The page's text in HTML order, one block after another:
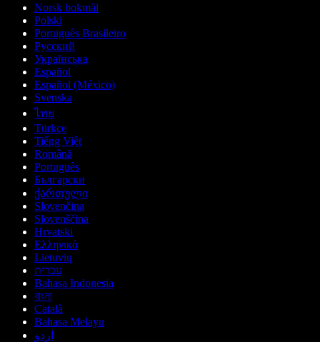
Norsk bokmål
Polski
Português Brasileiro
Русский
Українська
Español
Español (México)
Svenska
ไทย
Türkçe
Tiếng Việt
Română
Português
Български
ქართული
Slovenčina
Slovenščina
Hrvatski
Ελληνικά
Lietuvių
עברית
Bahasa Indonesia
বাংলা
Català
Bahasa Melayu
اردو